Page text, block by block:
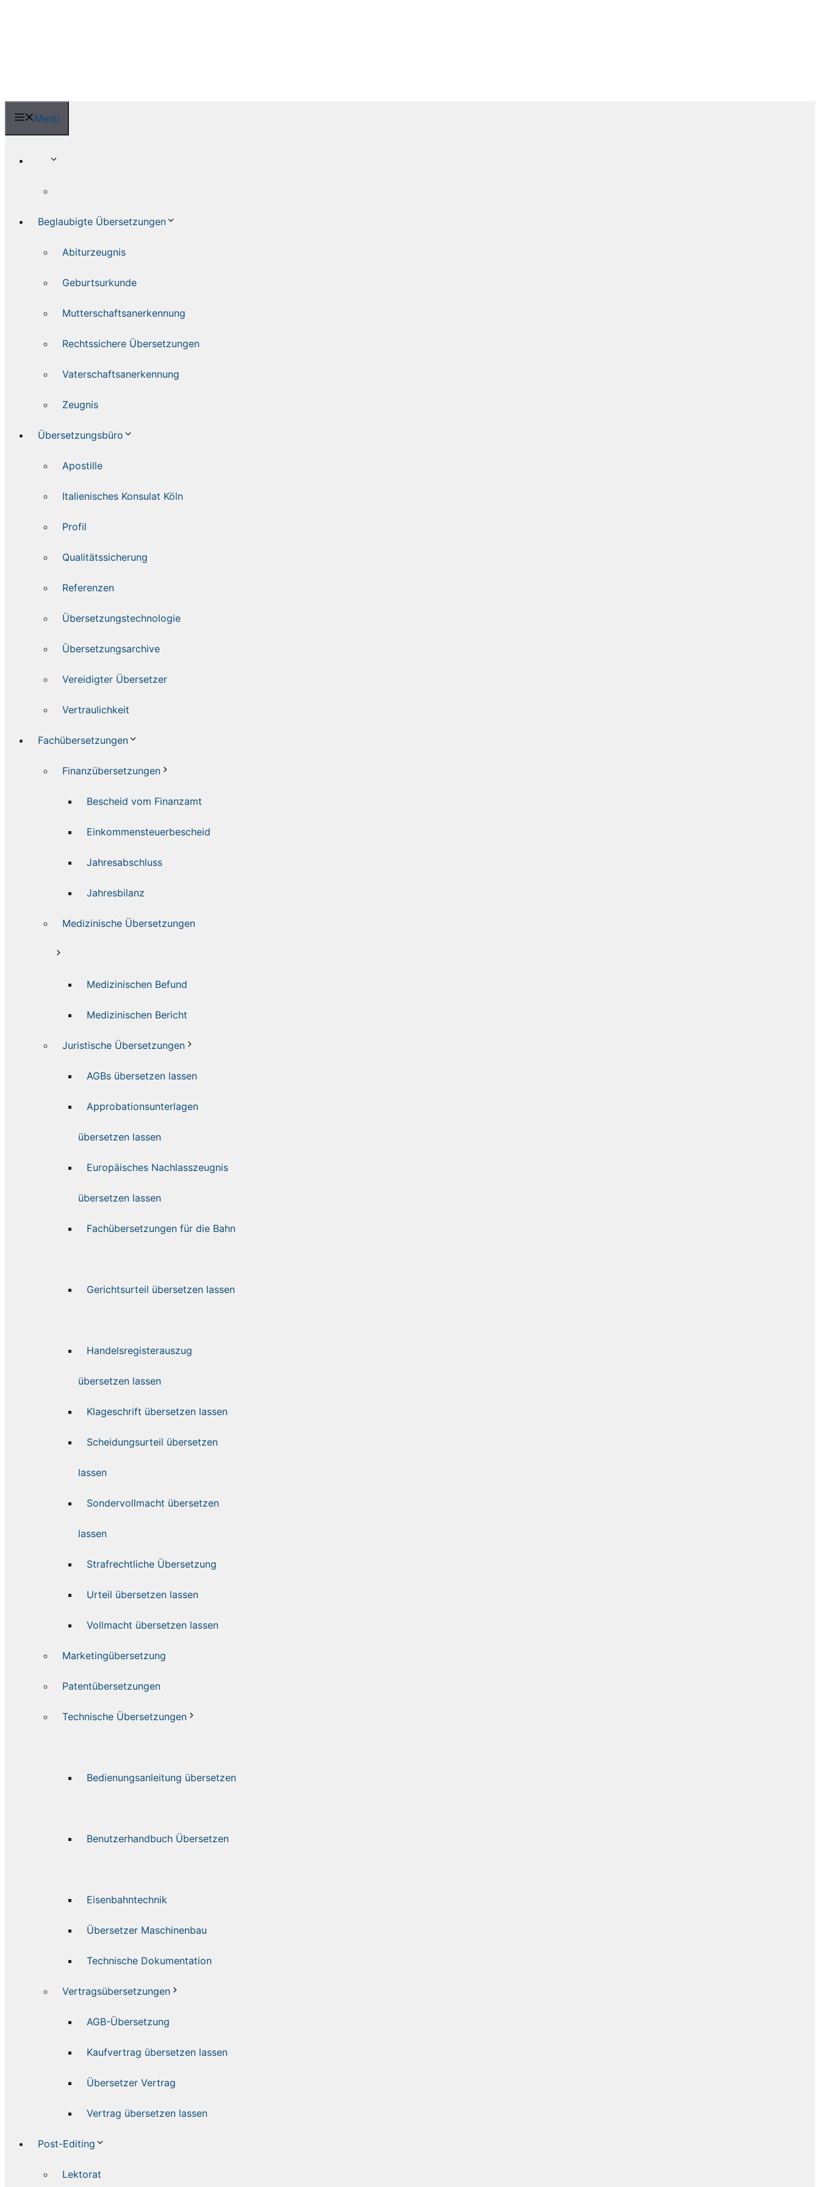
Menü
Beglaubigte Übersetzungen
Abiturzeugnis
Geburtsurkunde
Mutterschaftsanerkennung
Rechtssichere Übersetzungen
Vaterschaftsanerkennung
Zeugnis
Übersetzungsbüro
Apostille
Italienisches Konsulat Köln
Profil
Qualitätssicherung
Referenzen
Übersetzungstechnologie
Übersetzungsarchive
Vereidigter Übersetzer
Vertraulichkeit
Fachübersetzungen
Finanzübersetzungen
Bescheid vom Finanzamt
Einkommensteuerbescheid
Jahresabschluss
Jahresbilanz
Medizinische Übersetzungen
Medizinischen Befund
Medizinischen Bericht
Juristische Übersetzungen
AGBs übersetzen lassen
Approbationsunterlagen
übersetzen lassen
Europäisches Nachlasszeugnis
übersetzen lassen
Fachübersetzungen für die Bahn
Gerichtsurteil übersetzen lassen
Handelsregisterauszug
übersetzen lassen
Klageschrift übersetzen lassen
Scheidungsurteil übersetzen
lassen
Sondervollmacht übersetzen
lassen
Strafrechtliche Übersetzung
Urteil übersetzen lassen
Vollmacht übersetzen lassen
Marketingübersetzung
Patentübersetzungen
Technische Übersetzungen
Bedienungsanleitung übersetzen
Benutzerhandbuch Übersetzen
Eisenbahntechnik
Übersetzer Maschinenbau
Technische Dokumentation
Vertragsübersetzungen
AGB-Übersetzung
Kaufvertrag übersetzen lassen
Übersetzer Vertrag
Vertrag übersetzen lassen
Post-Editing
Lektorat